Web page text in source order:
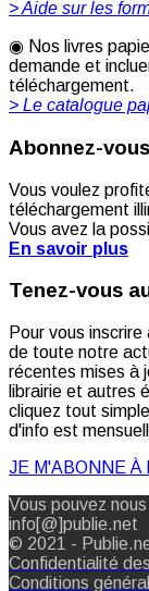
> Aide sur les
◉ Nos livres
demande et
téléchargement.
> Le catalogue
Abonnez-
Vous voulez
téléchargement
Vous avez la
En savoir plus
Tenez-vous
Pour vous
de toute notre
récentes mises à
librairie et autres
cliquez tout
d'info est
JE M'ABONNE À
Vous pouvez
info[@]publie.net
© 2021 -
Confidentialité
Conditions